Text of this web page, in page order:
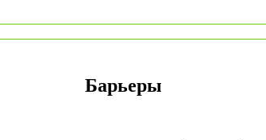
Барьеры